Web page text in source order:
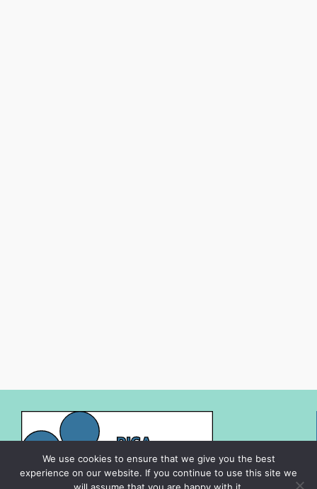
We use cookies to ensure that we give you the best
experience on our website. If you continue to use this site we